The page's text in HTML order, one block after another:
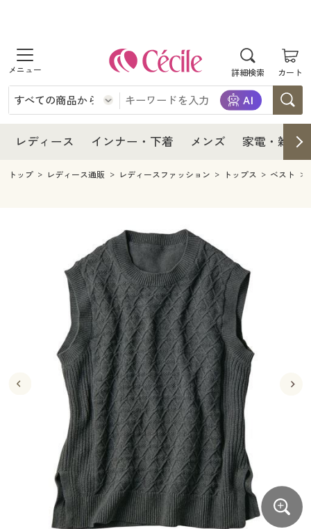
詳細検索 カート
商品を探す
レディース
レディースファッション
インナー・下着
インナー・下着通販すべて
ジュニア・ティーンズ下着
メンズ
メンズファッション
メンズ下着
家電・雑貨すべて
キッチン・雑貨・日用品
寝具・インテリア・家具
寝具・インテリア・家具通販すべて
寝具・ベッド
カーテン・ラグ・ファブリック
美容・健康
美容・健康通販すべて
美容・健康・サプリメント
制服・スクール
制服・スクールすべて
制服・学生服
ジュニア・ティーンズ下着
大きいサイズ
大きいサイズ通販すべて
大きいサイズ レディース服
大きいサイズ レディース下着
大きいサイズ メンズ
バーゲンセール
シークレットセール
商品カテゴリ一覧
カタログ
レディース インナー・下着 メンズ 家電・雑貨
レディース
レディース通販すべて
レディースファッション
インナー・下着
インナー・下着通販すべて
ジュニア・ティーンズ下着
メンズ
キッチン・雑貨・日用品
寝具・インテリア・家具通販すべて
家具・収納
寝具・ベッド
カーテン・ラグ・ファブリック
美容・健康通販すべて
美容・健康・サプリメント
制服・スクール
制服・スクールすべて
制服・学生服
ジュニア・ティーンズ下着
大きいサイズ
大きいサイズ通販すべて
大きいサイズ レディース服
大きいサイズ レディース下着
大きいサイズ メンズ
大きいサイズ 事務・制服
バーゲン
バーゲンセール
シークレットセール
商品カテゴリ一覧
カタログ
カタログ・チラシからのご注文
トップ レディース通販 レディースファッション トップス ベスト